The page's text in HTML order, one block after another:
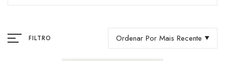
FILTRO Ordenar Por Mais Recente